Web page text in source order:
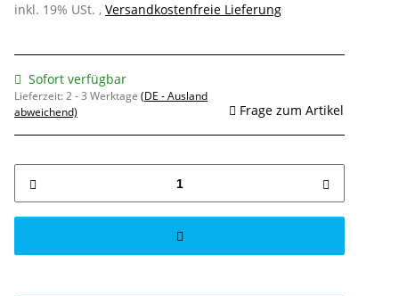
inkl. 19% USt. , Versandkostenfreie Lieferung
Sofort verfügbar
Lieferzeit:2 - 3 Werktage (DE - Ausland
abweichend)
Frage zum Artikel